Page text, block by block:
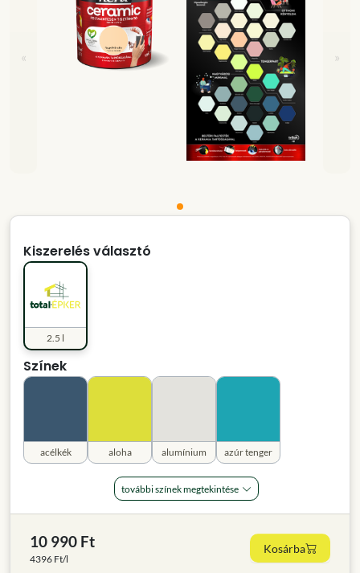
« »
Kiszerelés választó
2.5 l
Színek
acélkék aloha alumínium azúr tenger
további színek megtekintése
10 990 Ft
4396 Ft/l
Kosárba